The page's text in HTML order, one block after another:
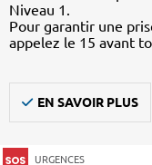
Niveau 1.
Pour garantir une
appelez le 15 avant
EN SAVOIR PLUS
URGENCES